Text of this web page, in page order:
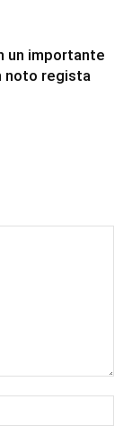
un importante
noto regista